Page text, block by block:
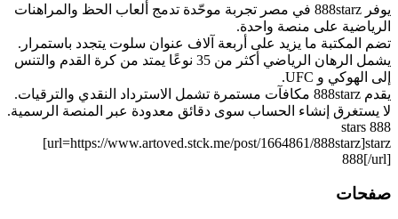
يوفر 888starz في مصر تجربة موحّدة تدمج ألعاب الحظ والمراهنات
الرياضية على منصة واحدة.
تضم المكتبة ما يزيد على أربعة آلاف عنوان سلوت يتجدد باستمرار.
يشمل الرهان الرياضي أكثر من 35 نوعًا يمتد من كرة القدم والتنس
إلى الهوكي و UFC.
يقدم 888starz مكافآت مستمرة تشمل الاسترداد النقدي والترقيات.
لا يستغرق إنشاء الحساب سوى دقائق معدودة عبر المنصة الرسمية.
888 stars
[url=https://www.artoved.stck.me/post/1664861/888starz]starz
888[/url]
صفحات